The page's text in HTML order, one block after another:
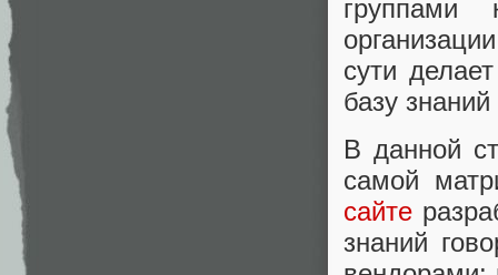
группами
сути
базу
В данной
самой
сайте
знаний